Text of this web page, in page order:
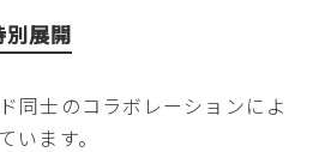
別展開
同士のコラボレーションによ
います。